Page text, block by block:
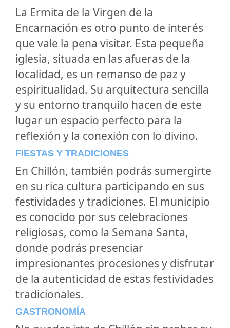
La Ermita de la Virgen de la
Encarnación es otro punto de interés
que vale la pena visitar. Esta pequeña
iglesia, situada en las afueras de la
localidad, es un remanso de paz y
espiritualidad. Su arquitectura sencilla
y su entorno tranquilo hacen de este
lugar un espacio perfecto para la
reflexión y la conexión con lo divino.
FIESTAS Y TRADICIONES
En Chillón, también podrás sumergirte
en su rica cultura participando en sus
festividades y tradiciones. El municipio
es conocido por sus celebraciones
religiosas, como la Semana Santa,
donde podrás presenciar
impresionantes procesiones y disfrutar
de la autenticidad de estas festividades
tradicionales.
GASTRONOMÍA